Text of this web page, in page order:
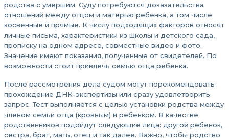
родства с умершим. Суду потребуются доказательства
отношений между отцом и матерью ребенка, а том числе
косвенные и прямые. К числу подходящих факторов относят
личные письма, характеристики из школы и детского сада,
прописку на одном адресе, совместные видео и фото.
Значение имеют показания, полученные от свидетелей. По
возможности стоит привлечь семью отца ребенка.
После рассмотрения дела судом могут порекомендовать
прохождение ДНК-экспертизы или сразу удовлетворить
запрос. Тест выполняется с целью установки родства между
членом семьи отца (кровным) и ребенком. В качестве
родственников подойдут следующие лица: другой ребенок,
сестра, брат, мать, отец и так далее. Важно, чтобы родство